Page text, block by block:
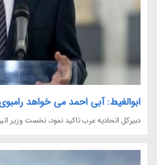
ابوالغیط: آبی احمد می خواهد
دبیرکل اتحادیه عرب تاکید نمود، نخست وزیر